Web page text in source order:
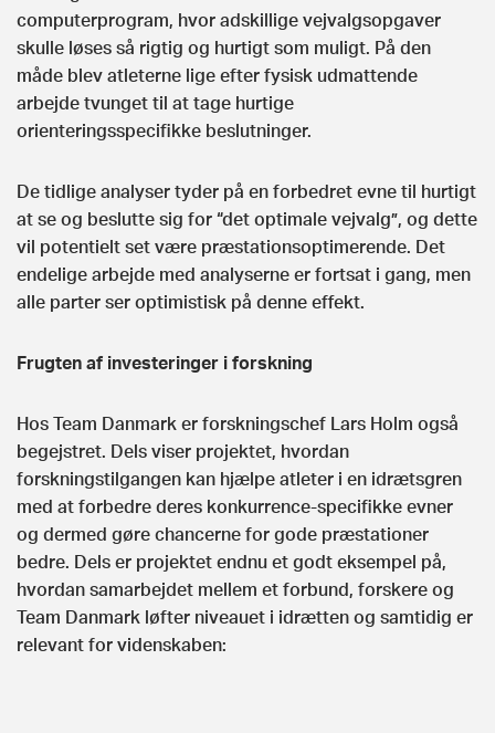
computerprogram, hvor adskillige vejvalgsopgaver
skulle løses så rigtig og hurtigt som muligt. På den
måde blev atleterne lige efter fysisk udmattende
arbejde tvunget til at tage hurtige
orienteringsspecifikke beslutninger.
De tidlige analyser tyder på en forbedret evne til hurtigt
at se og beslutte sig for “det optimale vejvalg”, og dette
vil potentielt set være præstationsoptimerende. Det
endelige arbejde med analyserne er fortsat i gang, men
alle parter ser optimistisk på denne effekt.
Frugten af investeringer i forskning
Hos Team Danmark er forskningschef Lars Holm også
begejstret. Dels viser projektet, hvordan
forskningstilgangen kan hjælpe atleter i en idrætsgren
med at forbedre deres konkurrence-specifikke evner
og dermed gøre chancerne for gode præstationer
bedre. Dels er projektet endnu et godt eksempel på,
hvordan samarbejdet mellem et forbund, forskere og
Team Danmark løfter niveauet i idrætten og samtidig er
relevant for videnskaben: